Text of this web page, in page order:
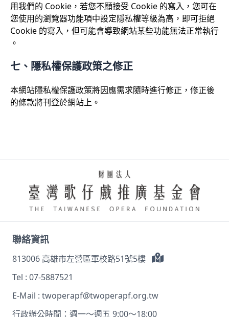
用我們的 Cookie，若您不願接受 Cookie 的寫入，您可在
您使用的瀏覽器功能項中設定隱私權等級為高，即可拒絕
Cookie 的寫入，但可能會導致網站某些功能無法正常執行
。
七、隱私權保護政策之修正
本網站隱私權保護政策將因應需求隨時進行修正，修正後
的條款將刊登於網站上。
聯絡資訊
813006 高雄市左營區軍校路51號5樓
Tel : 07-5887521
E-Mail : twoperapf@twoperapf.org.tw
行政辦公時間：週一～週五 9:00～18:00